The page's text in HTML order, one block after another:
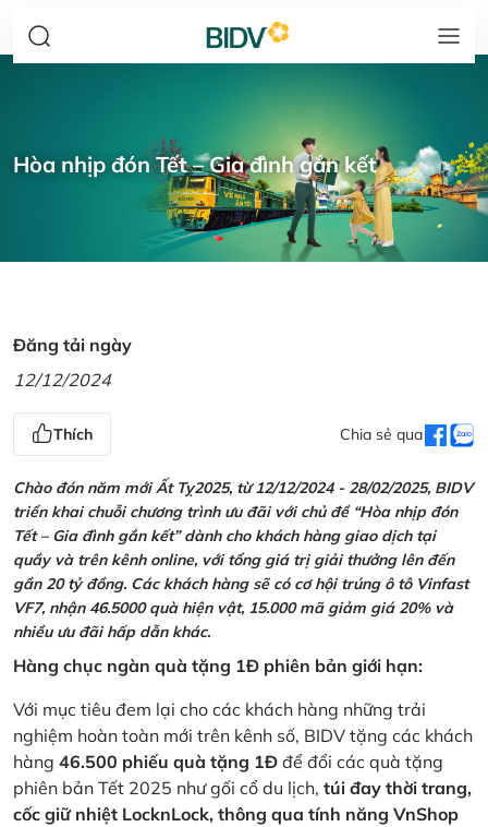
Hòa nhịp đón Tết – Gia đình gắn kết
Đăng tải ngày
12/12/2024
Thích Chia sẻ qua
Chào đón năm mới Ất Tỵ2025, từ 12/12/2024 - 28/02/2025, BIDV
triển khai chuỗi chương trình ưu đãi với chủ đề “Hòa nhịp đón
Tết – Gia đình gắn kết” dành cho khách hàng giao dịch tại
quầy và trên kênh online, với tổng giá trị giải thưởng lên đến
gần 20 tỷ đồng. Các khách hàng sẽ có cơ hội trúng ô tô Vinfast
VF7, nhận 46.5000 quà hiện vật, 15.000 mã giảm giá 20% và
nhiều ưu đãi hấp dẫn khác.
Hàng chục ngàn quà tặng 1Đ phiên bản giới hạn:
Với mục tiêu đem lại cho các khách hàng những trải
nghiệm hoàn toàn mới trên kênh số, BIDV tặng các khách
hàng 46.500 phiếu quà tặng 1Đ để đổi các quà tặng
phiên bản Tết 2025 như gối cổ du lịch, túi đay thời trang,
cốc giữ nhiệt LocknLock, thông qua tính năng VnShop